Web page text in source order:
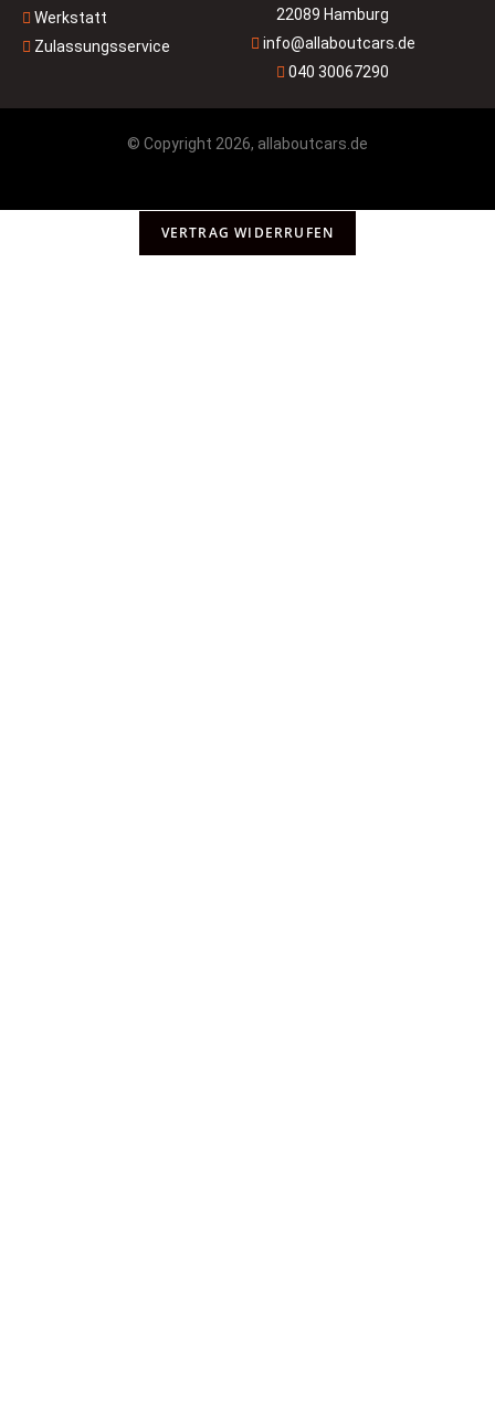
Werkstatt
Zulassungsservice
22089 Hamburg
info@allaboutcars.de
040 30067290
© Copyright 2026, allaboutcars.de
VERTRAG WIDERRUFEN